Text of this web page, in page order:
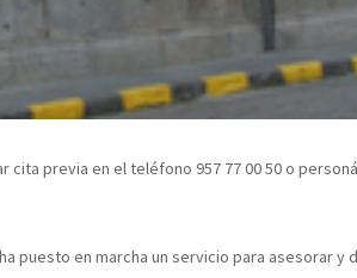
previa en el teléfono 957 77 00 50 o
puesto en marcha un servicio para asesorar